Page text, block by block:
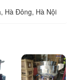
Hà Đông, Hà Nội